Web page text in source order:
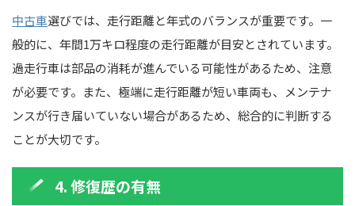
中古車選びでは、走行距離と年式のバランスが重要です。一
般的に、年間1万キロ程度の走行距離が目安とされています。
過走行車は部品の消耗が進んでいる可能性があるため、注意
が必要です。また、極端に走行距離が短い車両も、メンテナ
ンスが行き届いていない場合があるため、総合的に判断する
ことが大切です。
4. 修復歴の有無